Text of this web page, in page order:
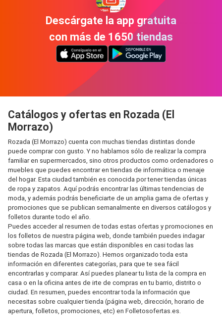
Descárgate la app gratuita
con más de 1650 tiendas
Catálogos y ofertas en Rozada (El
Morrazo)
Rozada (El Morrazo) cuenta con muchas tiendas distintas donde
puede comprar con gusto. Y no hablamos sólo de realizar la compra
familiar en supermercados, sino otros productos como ordenadores o
muebles que puedes encontrar en tiendas de informática o menaje
del hogar. Esta ciudad también es conocida por tener tiendas únicas
de ropa y zapatos. Aquí podrás encontrar las últimas tendencias de
moda, y además podrás beneficiarte de un amplia gama de ofertas y
promociones que se publican semanalmente en diversos catálogos y
folletos durante todo el año.
Puedes acceder al resumen de todas estas ofertas y promociones en
los folletos de nuestra página web, donde también puedes indagar
sobre todas las marcas que están disponibles en casi todas las
tiendas de Rozada (El Morrazo). Hemos organizado toda esta
información en diferentes categorías, para que te sea fácil
encontrarlas y comparar. Así puedes planear tu lista de la compra en
casa o en la oficina antes de irte de compras en tu barrio, distrito o
ciudad. En resumen, puedes encontrar toda la información que
necesitas sobre cualquier tienda (página web, dirección, horario de
apertura, folletos, promociones, etc) en Folletosofertas.es.